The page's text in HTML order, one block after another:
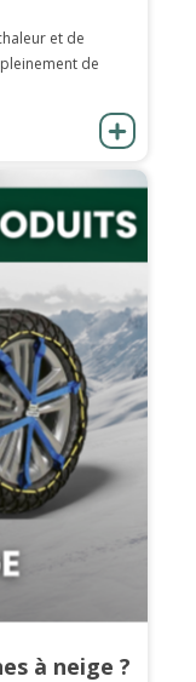
et de
de
à neige ?